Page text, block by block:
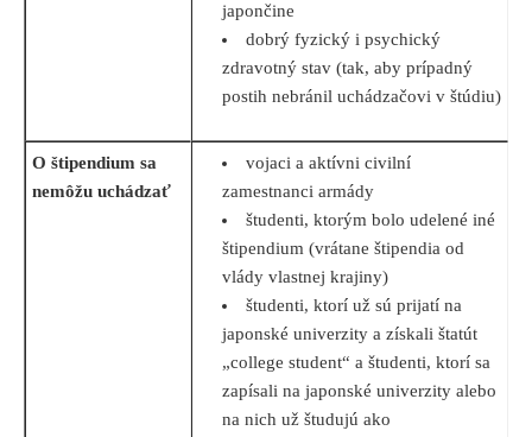
japončine
dobrý fyzický i psychický
zdravotný stav (tak, aby prípadný
postih nebránil uchádzačovi v štúdiu)
O štipendium sa
nemôžu uchádzať
vojaci a aktívni civilní
zamestnanci armády
študenti, ktorým bolo udelené iné
štipendium (vrátane štipendia od
vlády vlastnej krajiny)
študenti, ktorí už sú prijatí na
japonské univerzity a získali štatút
„college student“ a študenti, ktorí sa
zapísali na japonské univerzity alebo
na nich už študujú ako